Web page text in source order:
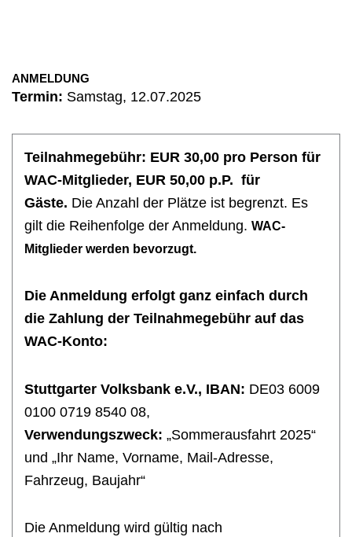
ANMELDUNG
Termin: Samstag, 12.07.2025
Teilnahmegebühr: EUR 30,00 pro Person für
WAC-Mitglieder, EUR 50,00 p.P. für
Gäste. Die Anzahl der Plätze ist begrenzt. Es
gilt die Reihenfolge der Anmeldung. WAC-
Mitglieder werden bevorzugt.
Die Anmeldung erfolgt ganz einfach durch
die Zahlung der Teilnahmegebühr auf das
WAC-Konto:
Stuttgarter Volksbank e.V., IBAN: DE03 6009
0100 0719 8540 08,
Verwendungszweck: „Sommerausfahrt 2025“
und „Ihr Name, Vorname, Mail-Adresse,
Fahrzeug, Baujahr“
Die Anmeldung wird gültig nach